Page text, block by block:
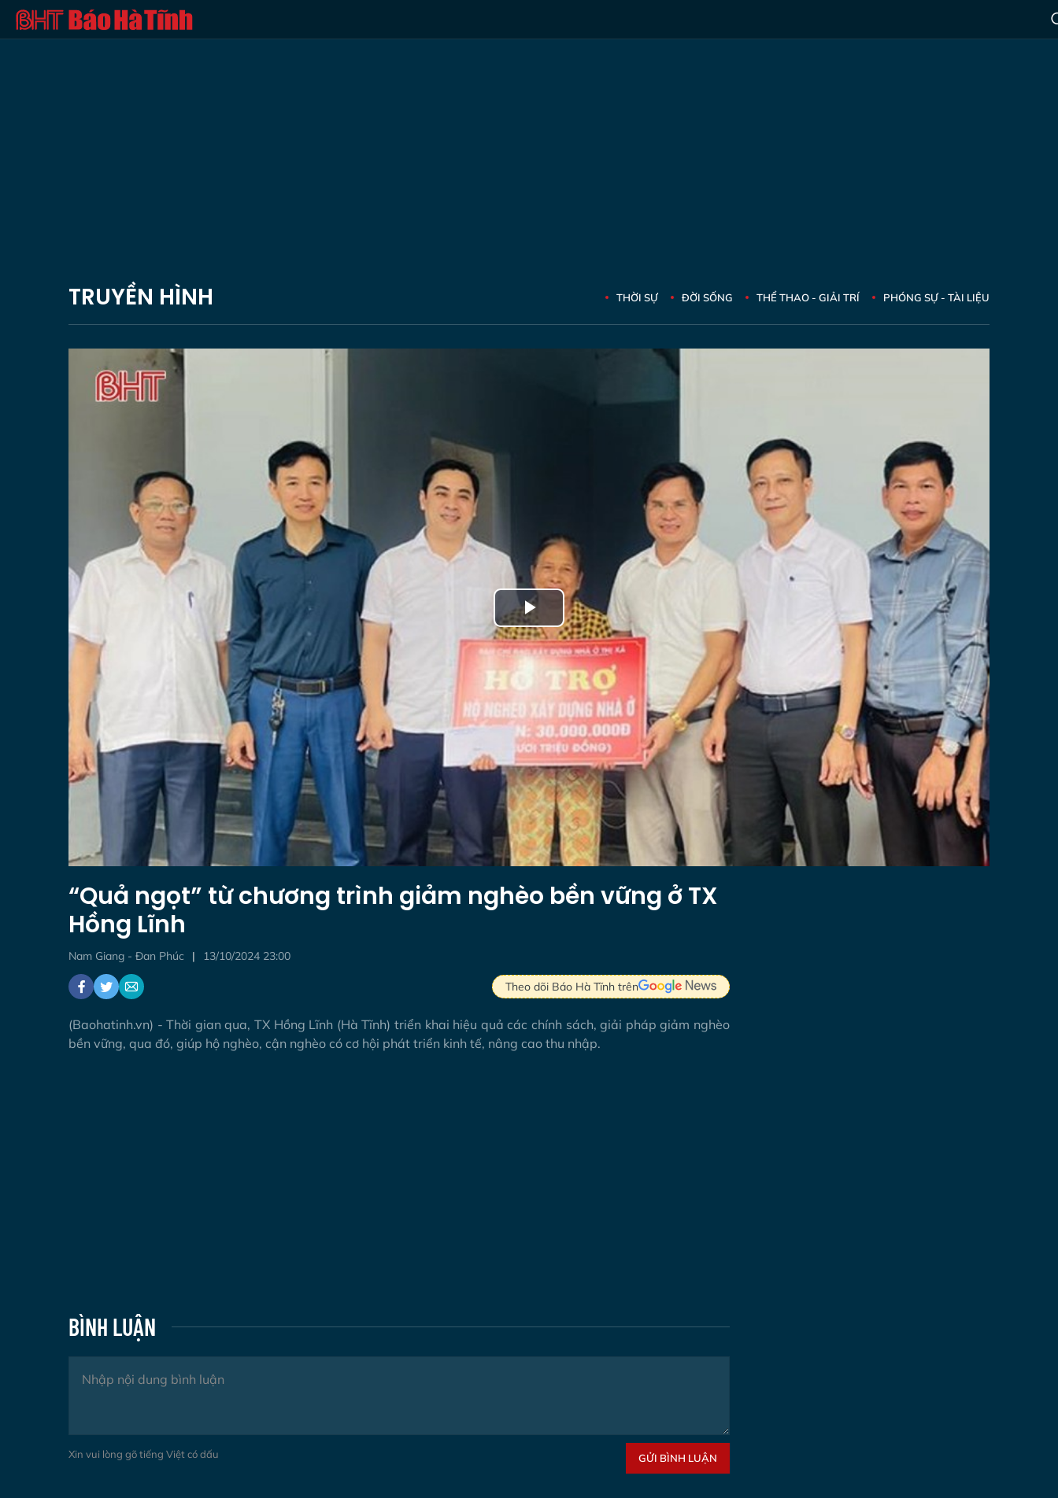
TRUYỀN HÌNH THỜI SỰ ĐỜI SỐNG THỂ THAO - GIẢI TRÍ PHÓNG SỰ - TÀI LIỆU
Play
Video
“Quả ngọt” từ chương trình giảm nghèo bền vững ở TX
Hồng Lĩnh
Nam Giang - Đan Phúc 13/10/2024 23:00
Theo dõi Báo Hà Tĩnh trên
(Baohatinh.vn) - Thời gian qua, TX Hồng Lĩnh (Hà Tĩnh) triển khai hiệu quả các chính sách, giải pháp giảm nghèo
bền vững, qua đó, giúp hộ nghèo, cận nghèo có cơ hội phát triển kinh tế, nâng cao thu nhập.
BÌNH LUẬN
Xin vui lòng gõ tiếng Việt có dấu GỬI BÌNH LUẬN